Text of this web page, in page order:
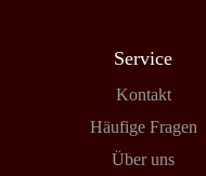
Service
Kontakt
Häufige Fragen
Über uns